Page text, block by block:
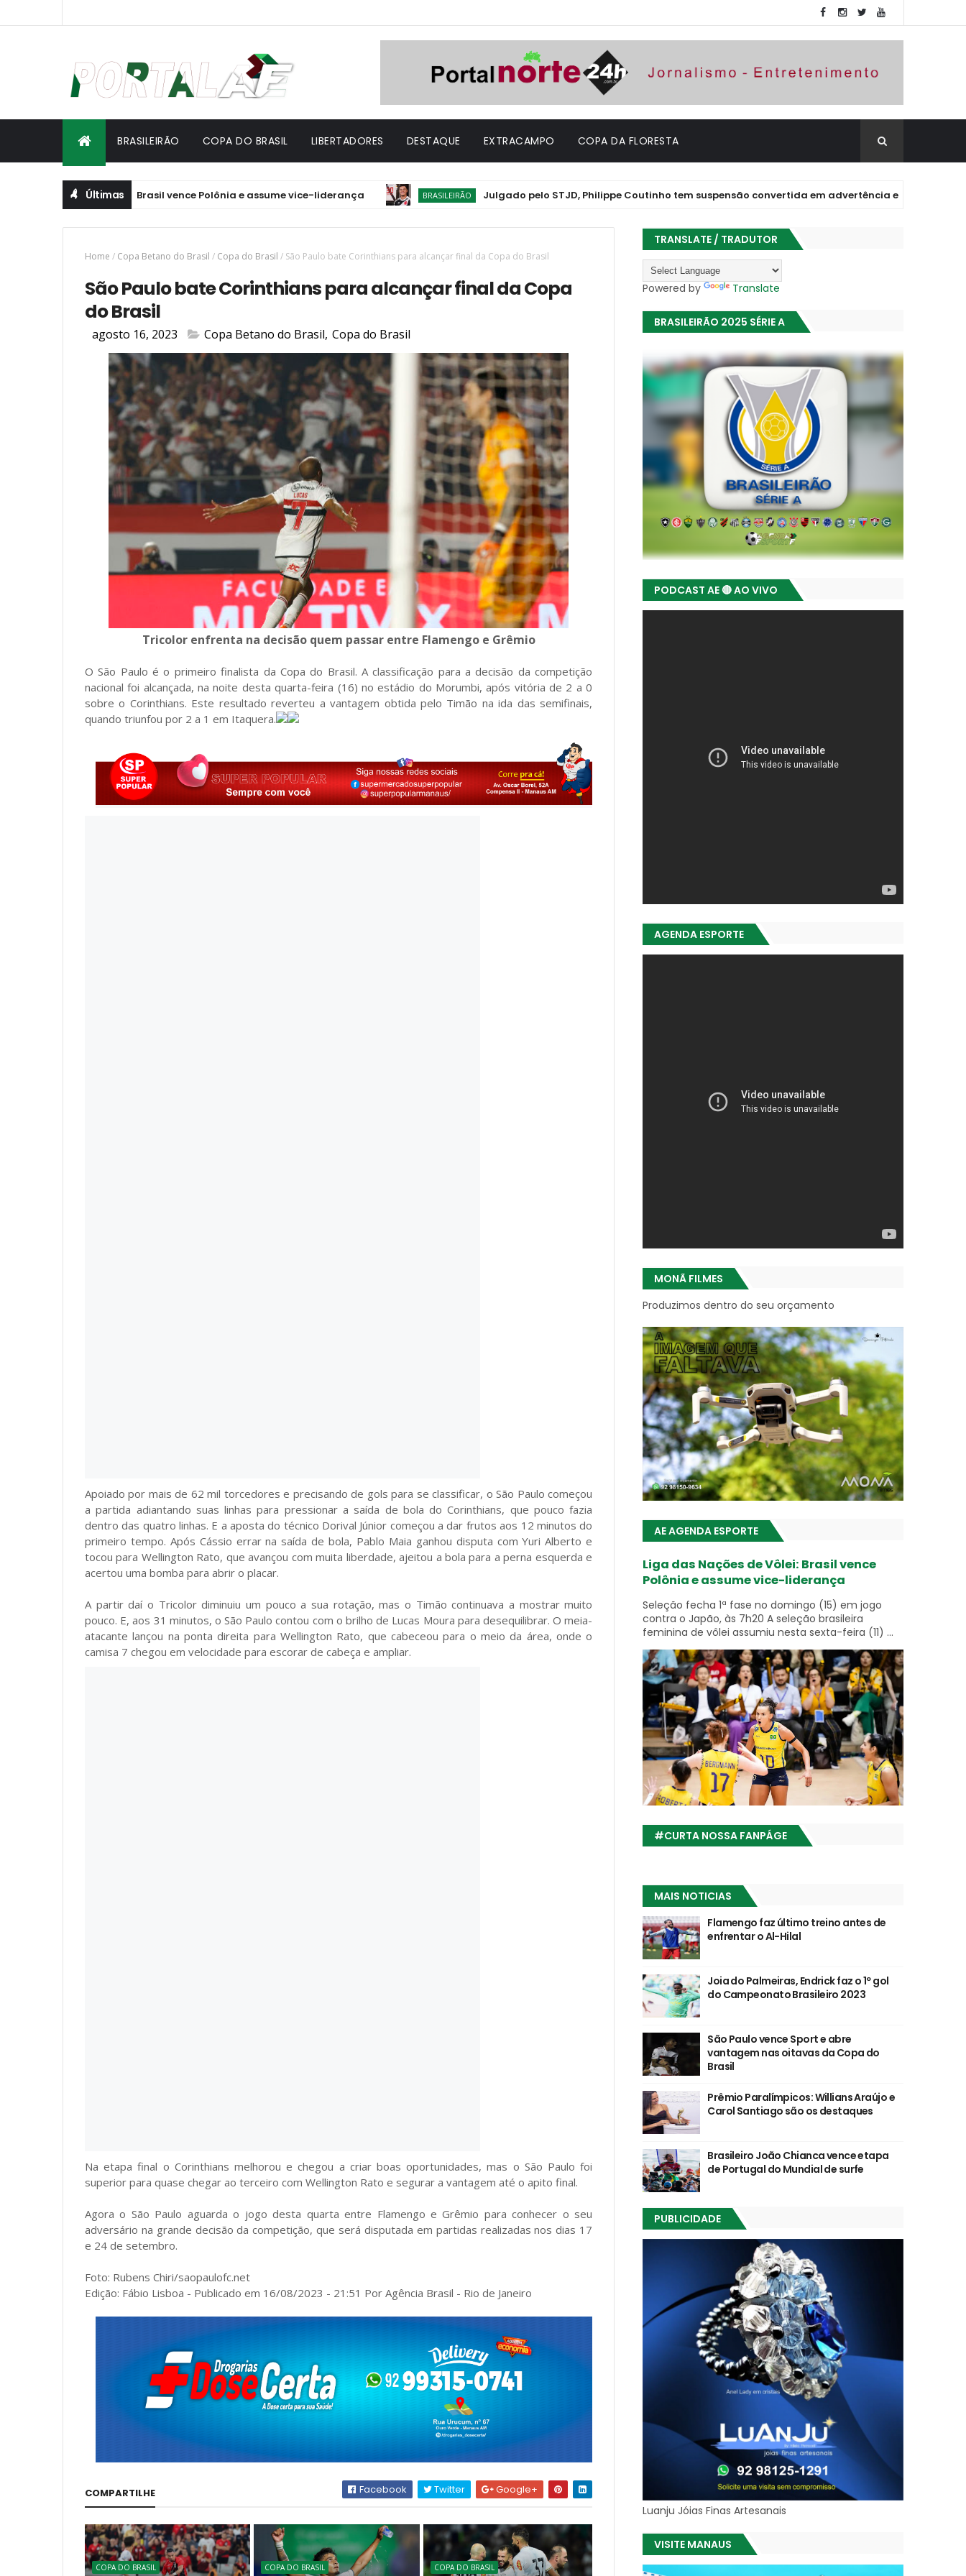
BRASILEIRÃO COPA DO BRASIL LIBERTADORES DESTAQUE EXTRACAMPO COPA DA FLORESTA
Últimas
de Vôlei: Brasil vence Polônia e assume vice-liderança BRASILEIRÃO Julgado pelo STJD, Philippe Coutinho tem suspensão convertida em advertência e está liberado para
Home / Copa Betano do Brasil / Copa do Brasil / São Paulo bate Corinthians para alcançar final da Copa do Brasil
São Paulo bate Corinthians para alcançar final da Copa
do Brasil
agosto 16, 2023 Copa Betano do Brasil, Copa do Brasil
Tricolor enfrenta na decisão quem passar entre Flamengo e Grêmio
O São Paulo é o primeiro finalista da Copa do Brasil. A classificação para a decisão da competição
nacional foi alcançada, na noite desta quarta-feira (16) no estádio do Morumbi, após vitória de 2 a 0
sobre o Corinthians. Este resultado reverteu a vantagem obtida pelo Timão na ida das semifinais,
quando triunfou por 2 a 1 em Itaquera.
Apoiado por mais de 62 mil torcedores e precisando de gols para se classificar, o São Paulo começou
a partida adiantando suas linhas para pressionar a saída de bola do Corinthians, que pouco fazia
dentro das quatro linhas. E a aposta do técnico Dorival Júnior começou a dar frutos aos 12 minutos do
primeiro tempo. Após Cássio errar na saída de bola, Pablo Maia ganhou disputa com Yuri Alberto e
tocou para Wellington Rato, que avançou com muita liberdade, ajeitou a bola para a perna esquerda e
acertou uma bomba para abrir o placar.
A partir daí o Tricolor diminuiu um pouco a sua rotação, mas o Timão continuava a mostrar muito
pouco. E, aos 31 minutos, o São Paulo contou com o brilho de Lucas Moura para desequilibrar. O meia-
atacante lançou na ponta direita para Wellington Rato, que cabeceou para o meio da área, onde o
camisa 7 chegou em velocidade para escorar de cabeça e ampliar.
Na etapa final o Corinthians melhorou e chegou a criar boas oportunidades, mas o São Paulo foi
superior para quase chegar ao terceiro com Wellington Rato e segurar a vantagem até o apito final.
Agora o São Paulo aguarda o jogo desta quarta entre Flamengo e Grêmio para conhecer o seu
adversário na grande decisão da competição, que será disputada em partidas realizadas nos dias 17
e 24 de setembro.
Foto: Rubens Chiri/saopaulofc.net
Edição: Fábio Lisboa - Publicado em 16/08/2023 - 21:51 Por Agência Brasil - Rio de Janeiro
COMPARTILHE Facebook Twitter Google+
COPA DO BRASIL COPA DO BRASIL COPA DO BRASIL
TRANSLATE / TRADUTOR
Powered by Translate
BRASILEIRÃO 2025 SÉRIE A
PODCAST AE 🔴 AO VIVO
AGENDA ESPORTE
MONÃ FILMES
Produzimos dentro do seu orçamento
AE AGENDA ESPORTE
Liga das Nações de Vôlei: Brasil vence
Polônia e assume vice-liderança
Seleção fecha 1ª fase no domingo (15) em jogo
contra o Japão, às 7h20 A seleção brasileira
feminina de vôlei assumiu nesta sexta-feira (11) ...
#CURTA NOSSA FANPÁGE
MAIS NOTICIAS
Flamengo faz último treino antes de
enfrentar o Al-Hilal
Joia do Palmeiras, Endrick faz o 1º gol
do Campeonato Brasileiro 2023
São Paulo vence Sport e abre
vantagem nas oitavas da Copa do
Brasil
Prêmio Paralímpicos: Willians Araújo e
Carol Santiago são os destaques
Brasileiro João Chianca vence etapa
de Portugal do Mundial de surfe
PUBLICIDADE
Luanju Jóias Finas Artesanais
VISITE MANAUS